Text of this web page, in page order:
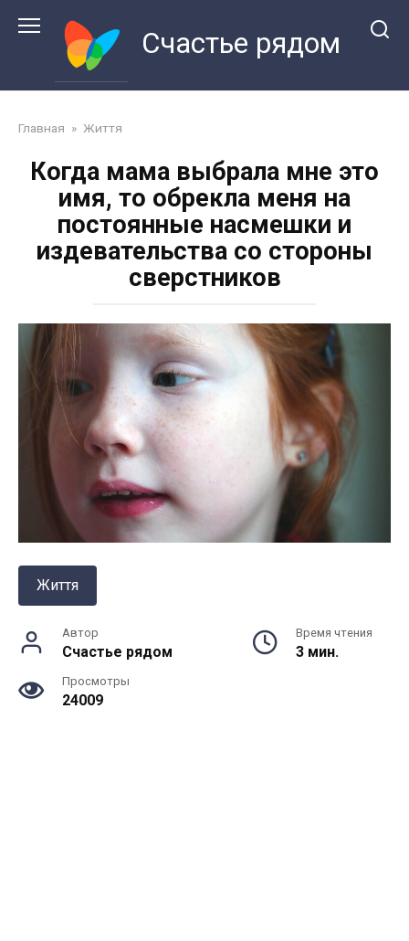
Счастье рядом
Главная » Життя
Когда мама выбрала мне это
имя, то обрекла меня на
постоянные насмешки и
издевательства со стороны
сверстников
Життя
Автор
Счастье рядом
Время чтения
3 мин.
Просмотры
24009